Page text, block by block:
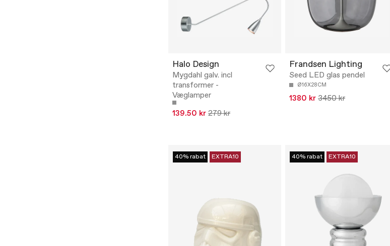
Halo Design
Mygdahl galv. incl
transformer -
Væglamper
139.50 kr 279 kr
Frandsen Lighting
Seed LED glas pendel
Ø16X28CM
1380 kr 3450 kr
40% rabat EXTRA10 40% rabat EXTRA10